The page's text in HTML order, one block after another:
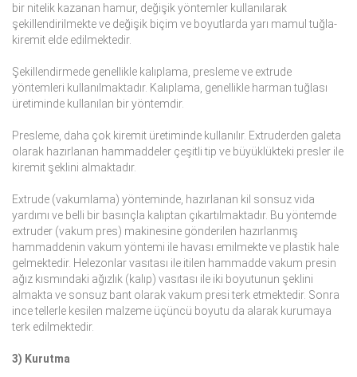
bir nitelik kazanan hamur, değişik yöntemler kullanılarak
şekillendirilmekte ve değişik biçim ve boyutlarda yarı mamul tuğla-
kiremit elde edilmektedir.
Şekillendirmede genellikle kalıplama, presleme ve extrude
yöntemleri kullanılmaktadır. Kalıplama, genellikle harman tuğlası
üretiminde kullanılan bir yöntemdir.
Presleme, daha çok kiremit üretiminde kullanılır. Extruderden galeta
olarak hazırlanan hammaddeler çeşitli tip ve büyüklükteki presler ile
kiremit şeklini almaktadır.
Extrude (vakumlama) yönteminde, hazırlanan kil sonsuz vida
yardımı ve belli bir basınçla kalıptan çıkartılmaktadır. Bu yöntemde
extruder (vakum pres) makinesine gönderilen hazırlanmış
hammaddenin vakum yöntemi ile havası emilmekte ve plastik hale
gelmektedir. Helezonlar vasıtası ile itilen hammadde vakum presin
ağız kısmındaki ağızlık (kalıp) vasıtası ile iki boyutunun şeklini
almakta ve sonsuz bant olarak vakum presi terk etmektedir. Sonra
ince tellerle kesilen malzeme üçüncü boyutu da alarak kurumaya
terk edilmektedir.
3) Kurutma